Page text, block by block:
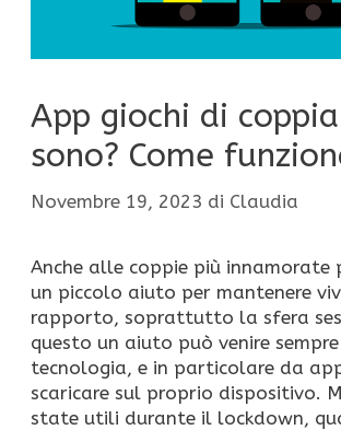
App giochi di
sono? Come
Novembre 19, 2023 di Claudia
Anche alle coppie più innamorate
un piccolo aiuto per mantenere
rapporto, soprattutto la sfera
questo un aiuto può venire
tecnologia, e in particolare da
scaricare sul proprio dispositivo.
state utili durante il lockdown,